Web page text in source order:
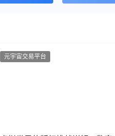
元宇宙交易平台